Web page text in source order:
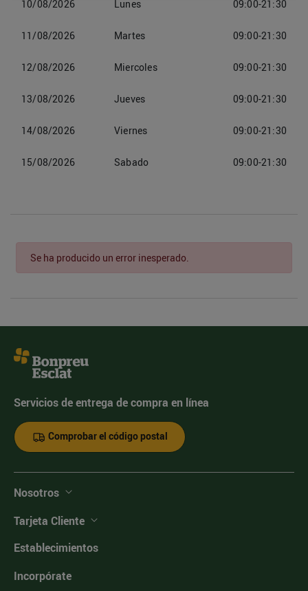
10/08/2026 Lunes 09:00-21:30
11/08/2026 Martes 09:00-21:30
12/08/2026 Miercoles 09:00-21:30
13/08/2026 Jueves 09:00-21:30
14/08/2026 Viernes 09:00-21:30
15/08/2026 Sabado 09:00-21:30
Se ha producido un error inesperado.
Servicios de entrega de compra en línea
Comprobar el código postal
Nosotros
Tarjeta Cliente
Establecimientos
Incorpórate